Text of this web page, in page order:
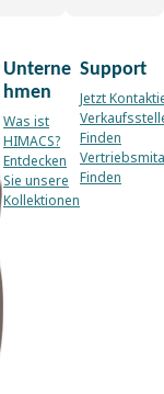
Unterne
hmen
Was ist
HIMACS?
Entdecken
Sie unsere
Kollektionen
Support
Jetzt
Finden
Finden